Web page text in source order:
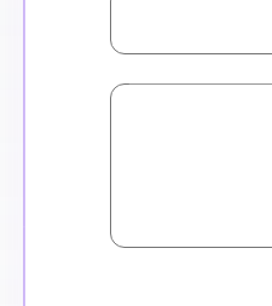
יתנהל